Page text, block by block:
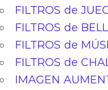
FILTROS de
FILTROS de
FILTROS de
FILTROS de
IMAGEN